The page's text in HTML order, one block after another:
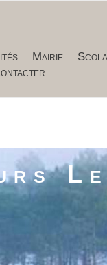
Mairie